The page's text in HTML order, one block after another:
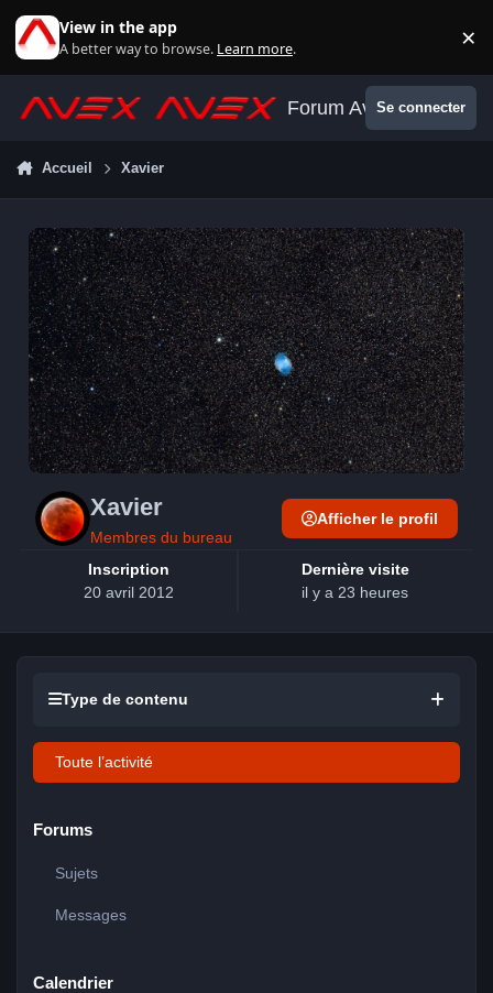
View in the app
A better way to browse. Learn more. ×
Forum AvexSe connecter
Accueil Xavier
Xavier
Membres du bureau
Inscription
20 avril 2012
Dernière visite
il y a 23 heures
Afficher le profil
Type de contenu
Toute l’activité
Forums
Sujets
Messages
Calendrier